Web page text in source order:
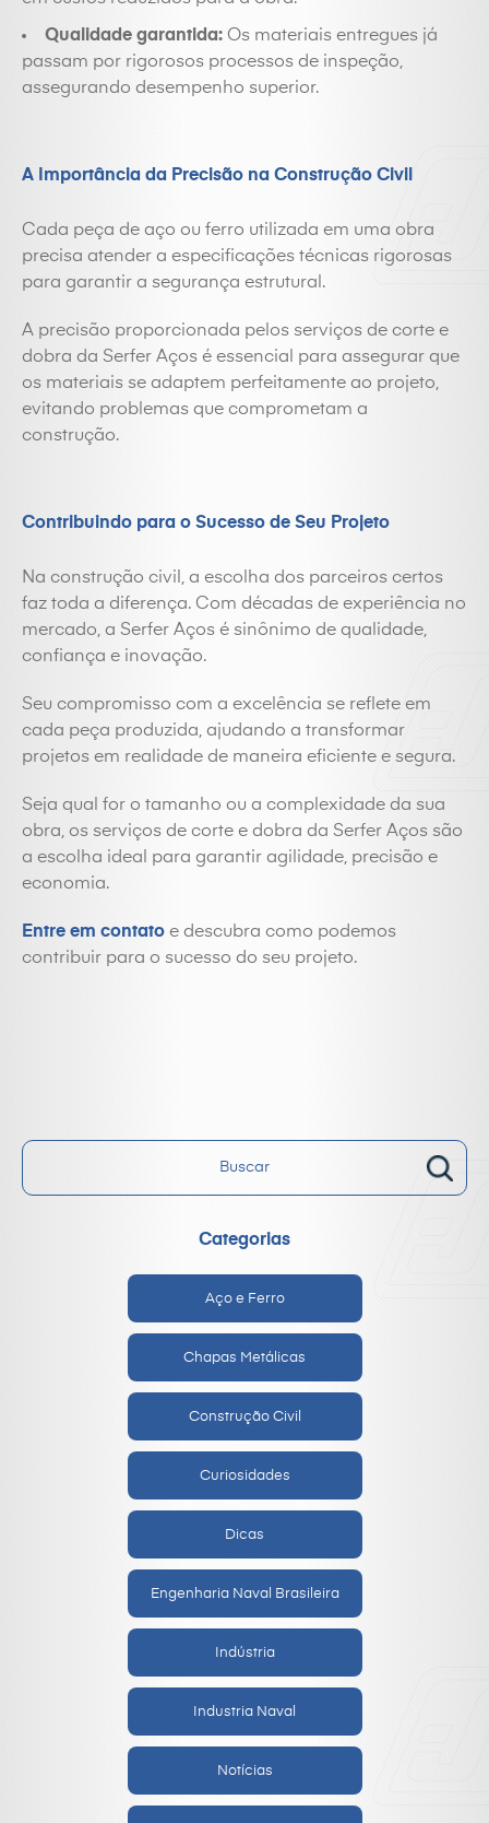
Qualidade garantida: Os materiais entregues já
passam por rigorosos processos de inspeção,
assegurando desempenho superior.
A Importância da Precisão na Construção Civil
Cada peça de aço ou ferro utilizada em uma obra
precisa atender a especificações técnicas rigorosas
para garantir a segurança estrutural.
A precisão proporcionada pelos serviços de corte e
dobra da Serfer Aços é essencial para assegurar que
os materiais se adaptem perfeitamente ao projeto,
evitando problemas que comprometam a
construção.
Contribuindo para o Sucesso de Seu Projeto
Na construção civil, a escolha dos parceiros certos
faz toda a diferença. Com décadas de experiência no
mercado, a Serfer Aços é sinônimo de qualidade,
confiança e inovação.
Seu compromisso com a excelência se reflete em
cada peça produzida, ajudando a transformar
projetos em realidade de maneira eficiente e segura.
Seja qual for o tamanho ou a complexidade da sua
obra, os serviços de corte e dobra da Serfer Aços são
a escolha ideal para garantir agilidade, precisão e
economia.
Entre em contato e descubra como podemos
contribuir para o sucesso do seu projeto.
Categorias
Aço e Ferro
Chapas Metálicas
Construção Civil
Curiosidades
Dicas
Engenharia Naval Brasileira
Indústria
Industria Naval
Notícias